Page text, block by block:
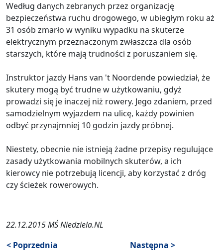
Według danych zebranych przez organizację
bezpieczeństwa ruchu drogowego, w ubiegłym roku aż
31 osób zmarło w wyniku wypadku na skuterze
elektrycznym przeznaczonym zwłaszcza dla osób
starszych, które mają trudności z poruszaniem się.
Instruktor jazdy Hans van 't Noordende powiedział, że
skutery mogą być trudne w użytkowaniu, gdyż
prowadzi się je inaczej niż rowery. Jego zdaniem, przed
samodzielnym wyjazdem na ulicę, każdy powinien
odbyć przynajmniej 10 godzin jazdy próbnej.
Niestety, obecnie nie istnieją żadne przepisy regulujące
zasady użytkowania mobilnych skuterów, a ich
kierowcy nie potrzebują licencji, aby korzystać z dróg
czy ścieżek rowerowych.
22.12.2015 MŚ Niedziela.NL
< Poprzednia
Następna >